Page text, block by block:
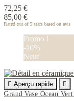
72,25 €
85,00 €
Rated out of 5 stars based on avis
Promo !
-10%
Neuf
 Aperçu rapide

Grand Vase Ocean